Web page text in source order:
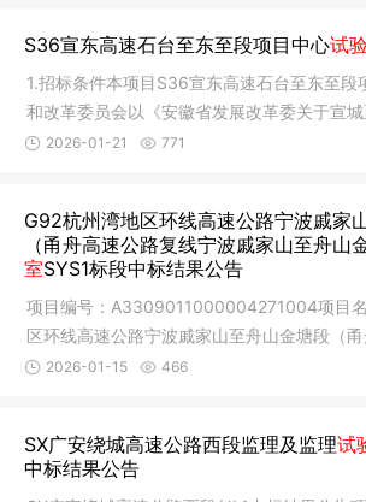
S36宣东高速石台至东至段项目中心试
1.招标条件本项目S36宣东高速石台至东至段
和改革委员会以《安徽省发展改革委关于宣
台至东
2026-01-21 771
G92杭州湾地区环线高速公路宁波戚家
（甬舟高速公路复线宁波戚家山至舟山
室SYS1标段中标结果公告
项目编号：A3309011000004271004项目
区环线高速公路宁波戚家山至舟山金塘段（
波戚家山至舟
2026-01-15 466
SX广安绕城高速公路西段监理及监理试
中标结果公告